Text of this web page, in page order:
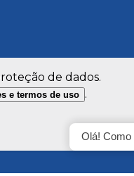
de dados.
e termos de uso .
Olá! Como